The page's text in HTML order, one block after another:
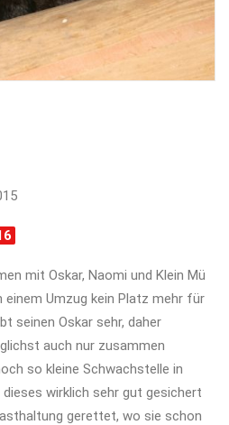
mit Oskar, Naomi und Klein Mü
einem Umzug kein Platz mehr für
seinen Oskar sehr, daher
auch nur zusammen
so kleine Schwachstelle in
wirklich sehr gut gesichert
gerettet, wo sie schon